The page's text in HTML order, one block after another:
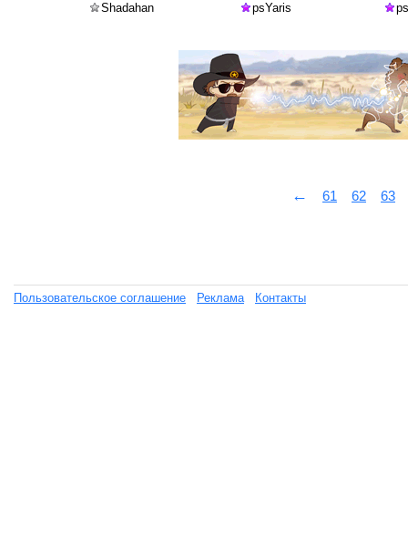
Shadahan
psYaris
← 61 62 63
Пользовательское соглашение Реклама Контакты